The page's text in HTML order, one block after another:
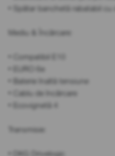
• Spătar banchetă rabatabil
Mediu & Încărcare:
• Compatibil E10
• EURO 6e
• Baterie înaltă tensiune
• Cablu de încărcare
• Ecovignetă 4
Transmisie:
• DKG Drivelogic